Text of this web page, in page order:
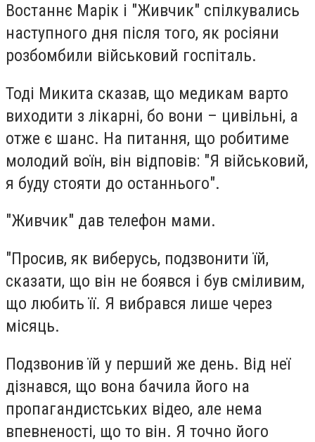
Востаннє Марік і "Живчик" спілкувались
наступного дня після того, як росіяни
розбомбили військовий госпіталь.
Тоді Микита сказав, що медикам варто
виходити з лікарні, бо вони – цивільні, а
отже є шанс. На питання, що робитиме
молодий воїн, він відповів: "Я військовий,
я буду стояти до останнього".
"Живчик" дав телефон мами.
"Просив, як виберусь, подзвонити їй,
сказати, що він не боявся і був сміливим,
що любить її. Я вибрався лише через
місяць.
Подзвонив їй у перший же день. Від неї
дізнався, що вона бачила його на
пропагандистських відео, але нема
впевненості, що то він. Я точно його